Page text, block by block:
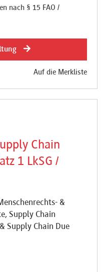
nach § 15 FAO /
Auf die Merkliste
Chain
1 LkSG /
&
Supply Chain
Supply Chain Due